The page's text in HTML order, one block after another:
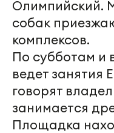
Олимпийский.
собак
комплексов.
По субботам и
ведет занятия
говорят
занимается
Площадка